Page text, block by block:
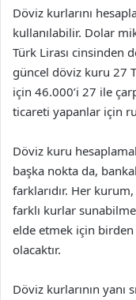
Döviz kurlarını
kullanılabilir. Dolar
Türk Lirası cinsinden
güncel döviz kuru 27
için 46.000’i 27 ile
ticareti yapanlar için
Döviz kuru
başka nokta da,
farklarıdır. Her
farklı kurlar
elde etmek için
olacaktır.
Döviz kurlarının yanı